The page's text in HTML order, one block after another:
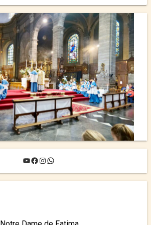
YouTube
Facebook
Instagram
WhatsApp